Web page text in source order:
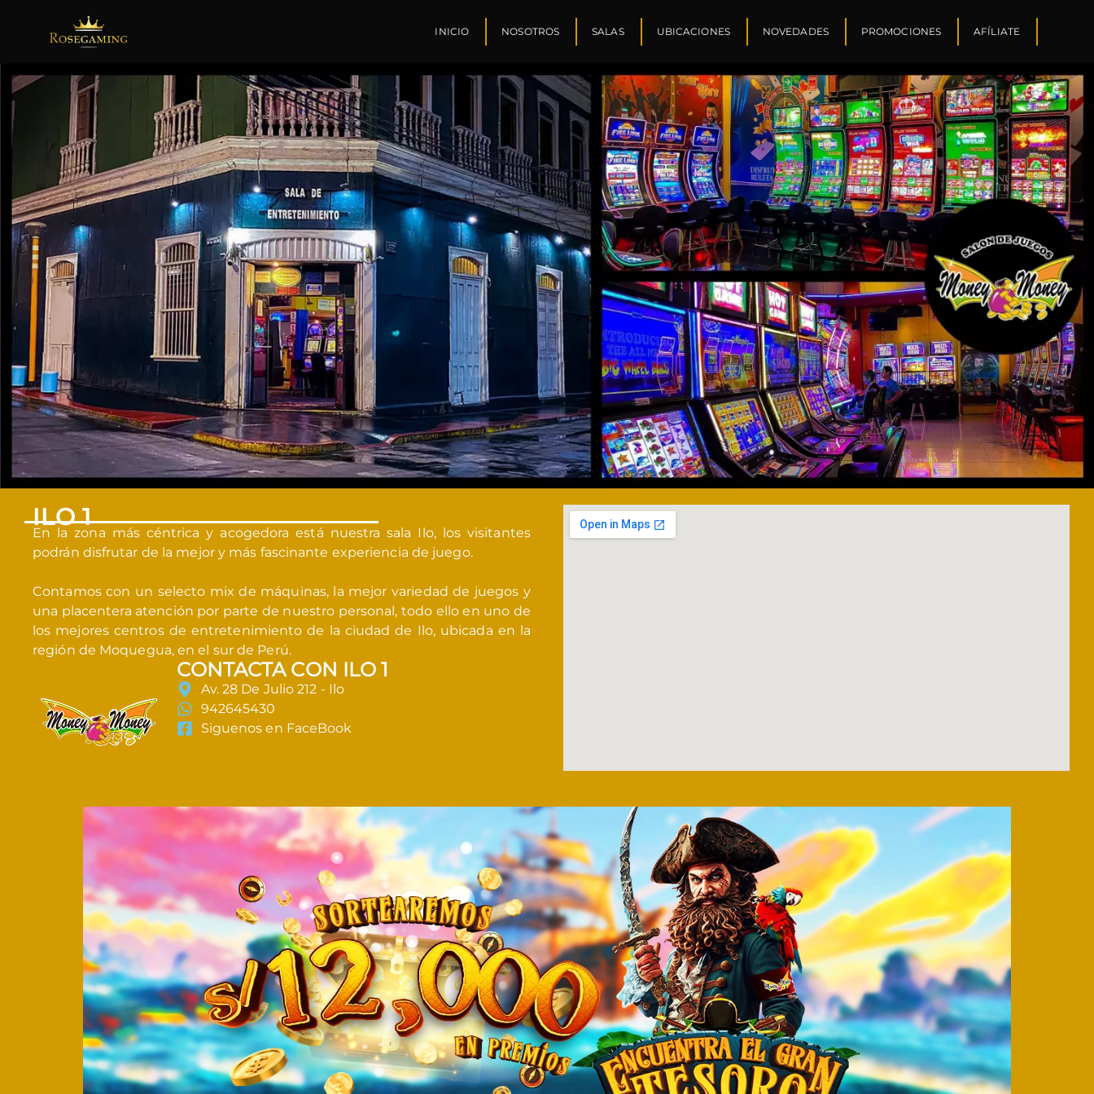
INICIO NOSOTROS SALAS UBICACIONES NOVEDADES PROMOCIONES AFÍLIATE
ILO 1
En la zona más céntrica y acogedora está nuestra sala Ilo, los visitantes
podrán disfrutar de la mejor y más fascinante experiencia de juego.
Contamos con un selecto mix de máquinas, la mejor variedad de juegos y
una placentera atención por parte de nuestro personal, todo ello en uno de
los mejores centros de entretenimiento de la ciudad de Ilo, ubicada en la
región de Moquegua, en el sur de Perú.
CONTACTA CON ILO 1
Av. 28 De Julio 212 - Ilo
942645430
Siguenos en FaceBook